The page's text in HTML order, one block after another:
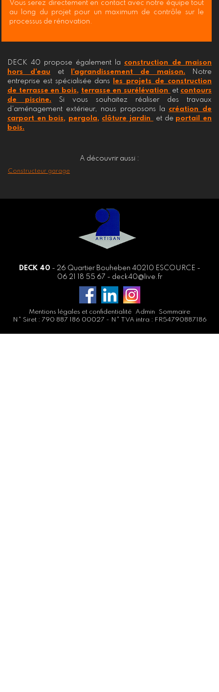
Vous serez directement en contact avec notre équipe tout
au long du projet pour un maximum de contrôle sur le
processus de rénovation.
DECK 40 propose également la construction de maison
hors d'eau
et l'agrandissement de maison. Notre
entreprise est spécialisée dans
les projets de construction
de terrasse en bois, terrasse en surélévation et contours
de piscine. Si vous souhaitez réaliser des travaux
d'aménagement extérieur, nous proposons la création de
carport en bois, pergola, clôture jardin et de portail en
bois.
A découvrir aussi :
Constructeur garage
DECK 40 - 26 Quartier Bouheben 40210 ESCOURCE -
06 21 18 55 67 - deck40@live.fr
Mentions légales et confidentialité Admin
Sommaire
N° Siret : 790 887 186 00027 - N° TVA intra : FR54790887186